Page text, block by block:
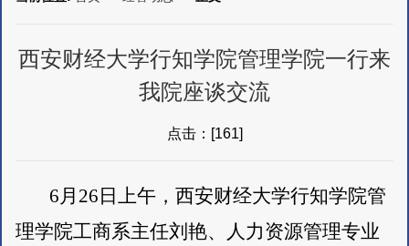
西安财经大学行知学院管理学院一行来
我院座谈交流
点击：[161]
6月26日上午，西安财经大学行知学院管
理学院工商系主任刘艳、人力资源管理专业